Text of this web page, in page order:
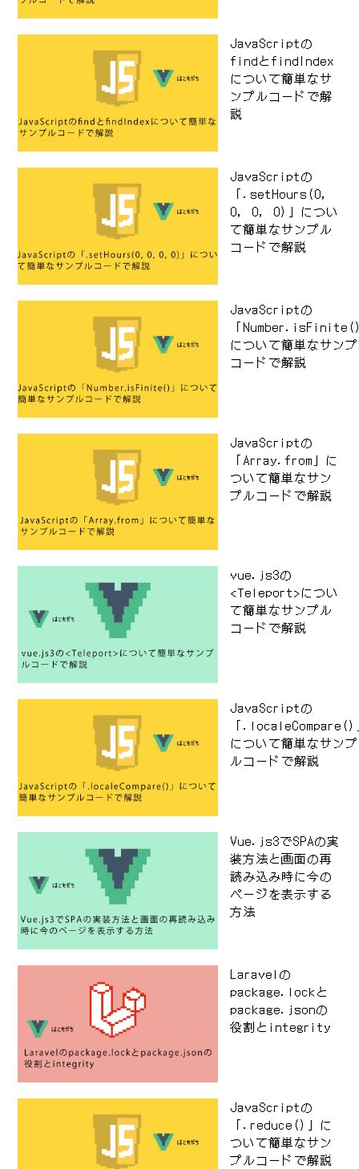
JavaScriptの
findとfindIndex
について簡単なサ
ンプルコードで解
説
JavaScriptの
「.setHours(0,
0, 0, 0)」につい
て簡単なサンプル
コードで解説
JavaScriptの
「
について簡単なサン
コードで解説
JavaScriptの
「Array.from」に
ついて簡単なサン
プルコードで解説
vue.js3の
<Teleport>につい
て簡単なサンプル
コードで解説
JavaScriptの
「.localeCompare()
について簡単なサンプ
ルコードで解説
Vue.js3でSPAの実
装方法と画面の再
読み込み時に今の
ページを表示する
方法
Laravelの
package.lockと
package.jsonの
役割とintegrity
JavaScriptの
「.reduce()」に
ついて簡単なサン
プルコードで解説